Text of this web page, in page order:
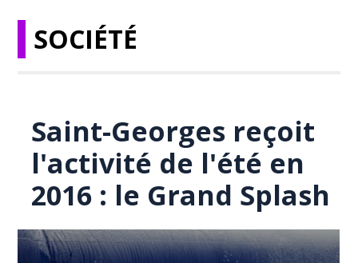
SOCIÉTÉ
Saint-Georges reçoit
l'activité de l'été en
2016 : le Grand Splash